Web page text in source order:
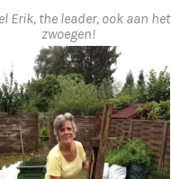
Erik, the leader, ook aan het
zwoegen!